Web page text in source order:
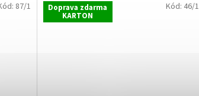
87/1 Doprava zdarma
KARTON
Kód: 46/1